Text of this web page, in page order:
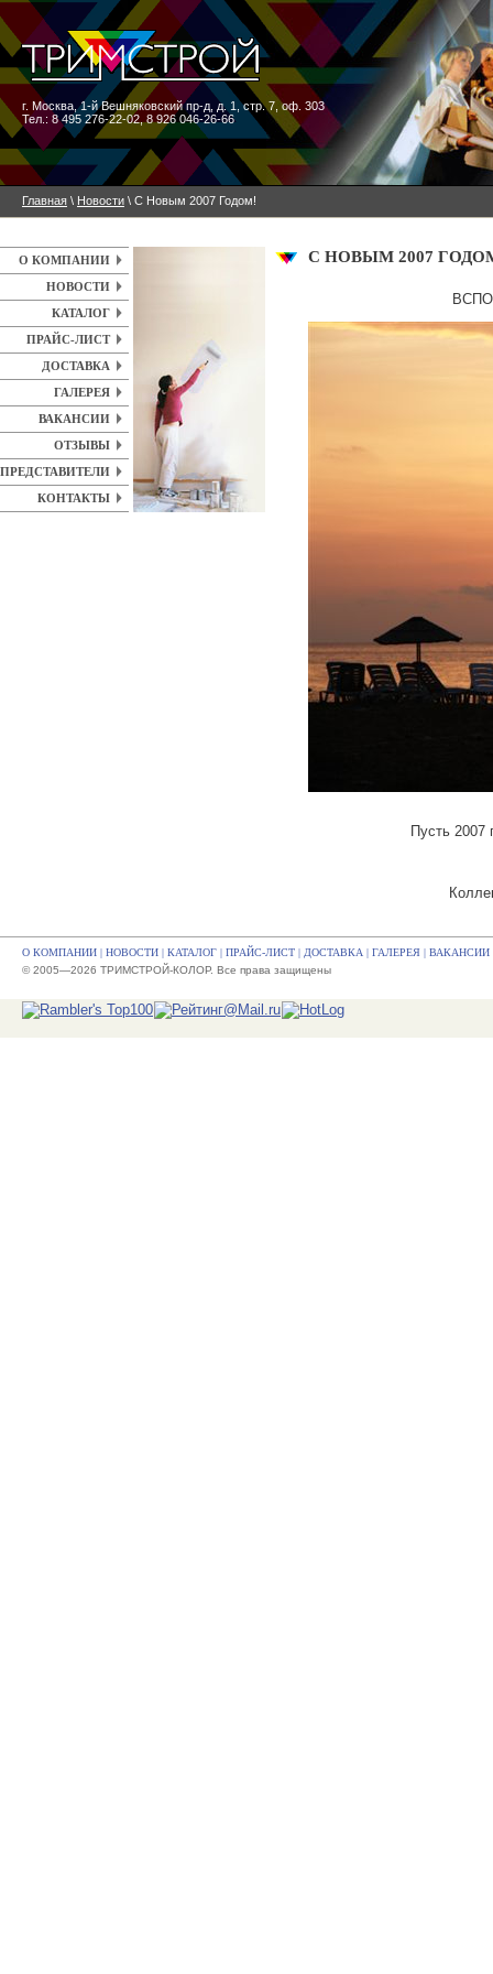
Главная \ Новости \ C Новым 2007 Годом!
C НОВЫМ 2007
Пусть 2007
О КОМПАНИИ
НОВОСТИ
КАТАЛОГ
ПРАЙС-ЛИСТ
ДОСТАВКА
ГАЛЕРЕЯ
ВАКАНСИИ
ОТЗЫВЫ
ПРЕДСТАВИТЕЛИ
КОНТАКТЫ
г. Москва ,1-й Вешняковский пр-д, д. 1, стр. 7, оф. 303
Тел.: 8 495 276-22-02, 8 926 046-26-66
О КОМПАНИИ | НОВОСТИ | КАТАЛОГ | ПРАЙС-ЛИСТ | ДОСТАВКА | ГАЛЕРЕЯ | ВАКАНСИИ
© 2005—2026 ТРИМСТРОЙ-КОЛОР. Все права защищены